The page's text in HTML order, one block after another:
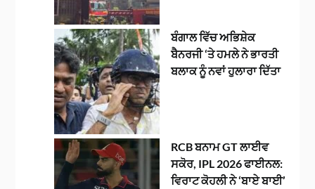
ਬੰਗਾਲ ਵਿੱਚ ਅਭਿਸ਼ੇਕ
ਬੈਨਰਜੀ ‘ਤੇ ਹਮਲੇ ਨੇ ਭਾਰਤੀ
ਬਲਾਕ ਨੂੰ ਨਵਾਂ ਹੁਲਾਰਾ ਦਿੱਤਾ
RCB ਬਨਾਮ GT ਲਾਈਵ
ਸਕੋਰ, IPL 2026 ਫਾਈਨਲ:
ਵਿਰਾਟ ਕੋਹਲੀ ਨੇ ‘ਬਾਏ ਬਾਈ’